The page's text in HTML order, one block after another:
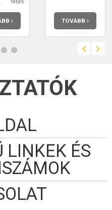
Teljes
TOVÁBB
LINKEK ÉS